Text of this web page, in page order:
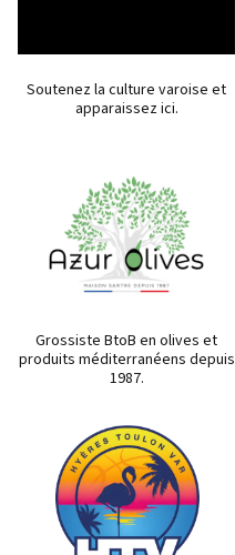
Soutenez la culture varoise et
apparaissez ici.
Grossiste BtoB en olives et
produits méditerranéens depuis
1987.